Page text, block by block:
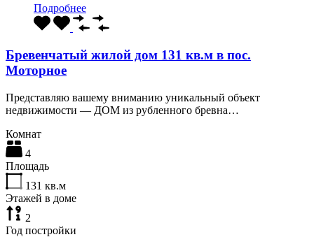
Подробнее
Бревенчатый жилой дом 131 кв.м в пос.
Моторное
Представляю вашему вниманию уникальный объект
недвижимости — ДОМ из рубленного бревна…
Комнат
4
Площадь
131 кв.м
Этажей в доме
2
Год постройки